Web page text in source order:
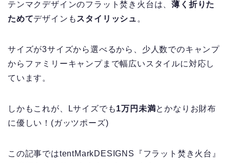
テンマクデザインのフラット焚き火台は、薄く折りた
ためてデザインもスタイリッシュ。
サイズが3サイズから選べるから、少人数でのキャンプ
からファミリーキャンプまで幅広いスタイルに対応し
ています。
しかもこれが、Lサイズでも1万円未満とかなりお財布
に優しい！(ガッツポーズ)
この記事ではtentMarkDESIGNS『フラット焚き火台』